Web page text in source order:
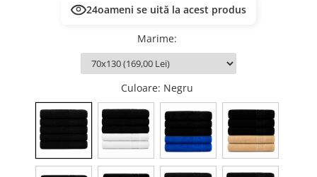
24oameni se uită la acest produs
Marime:
Culoare: Negru